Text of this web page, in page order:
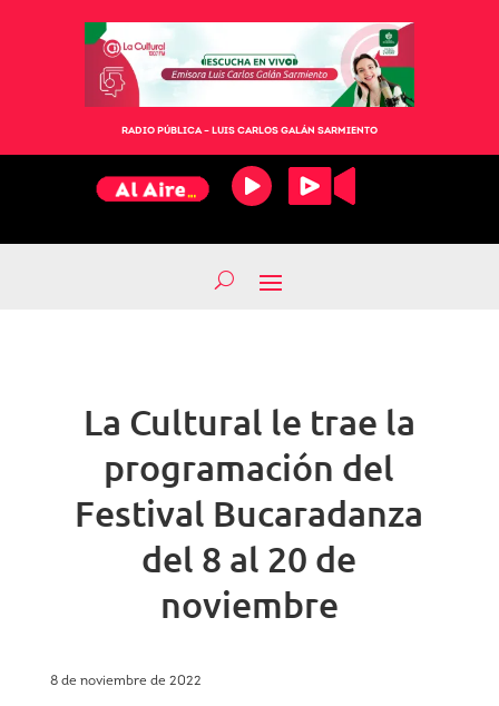
RADIO PÚBLICA – LUIS CARLOS GALÁN SARMIENTO
La Cultural le trae la
programación del
Festival Bucaradanza
del 8 al 20 de
noviembre
8 de noviembre de 2022